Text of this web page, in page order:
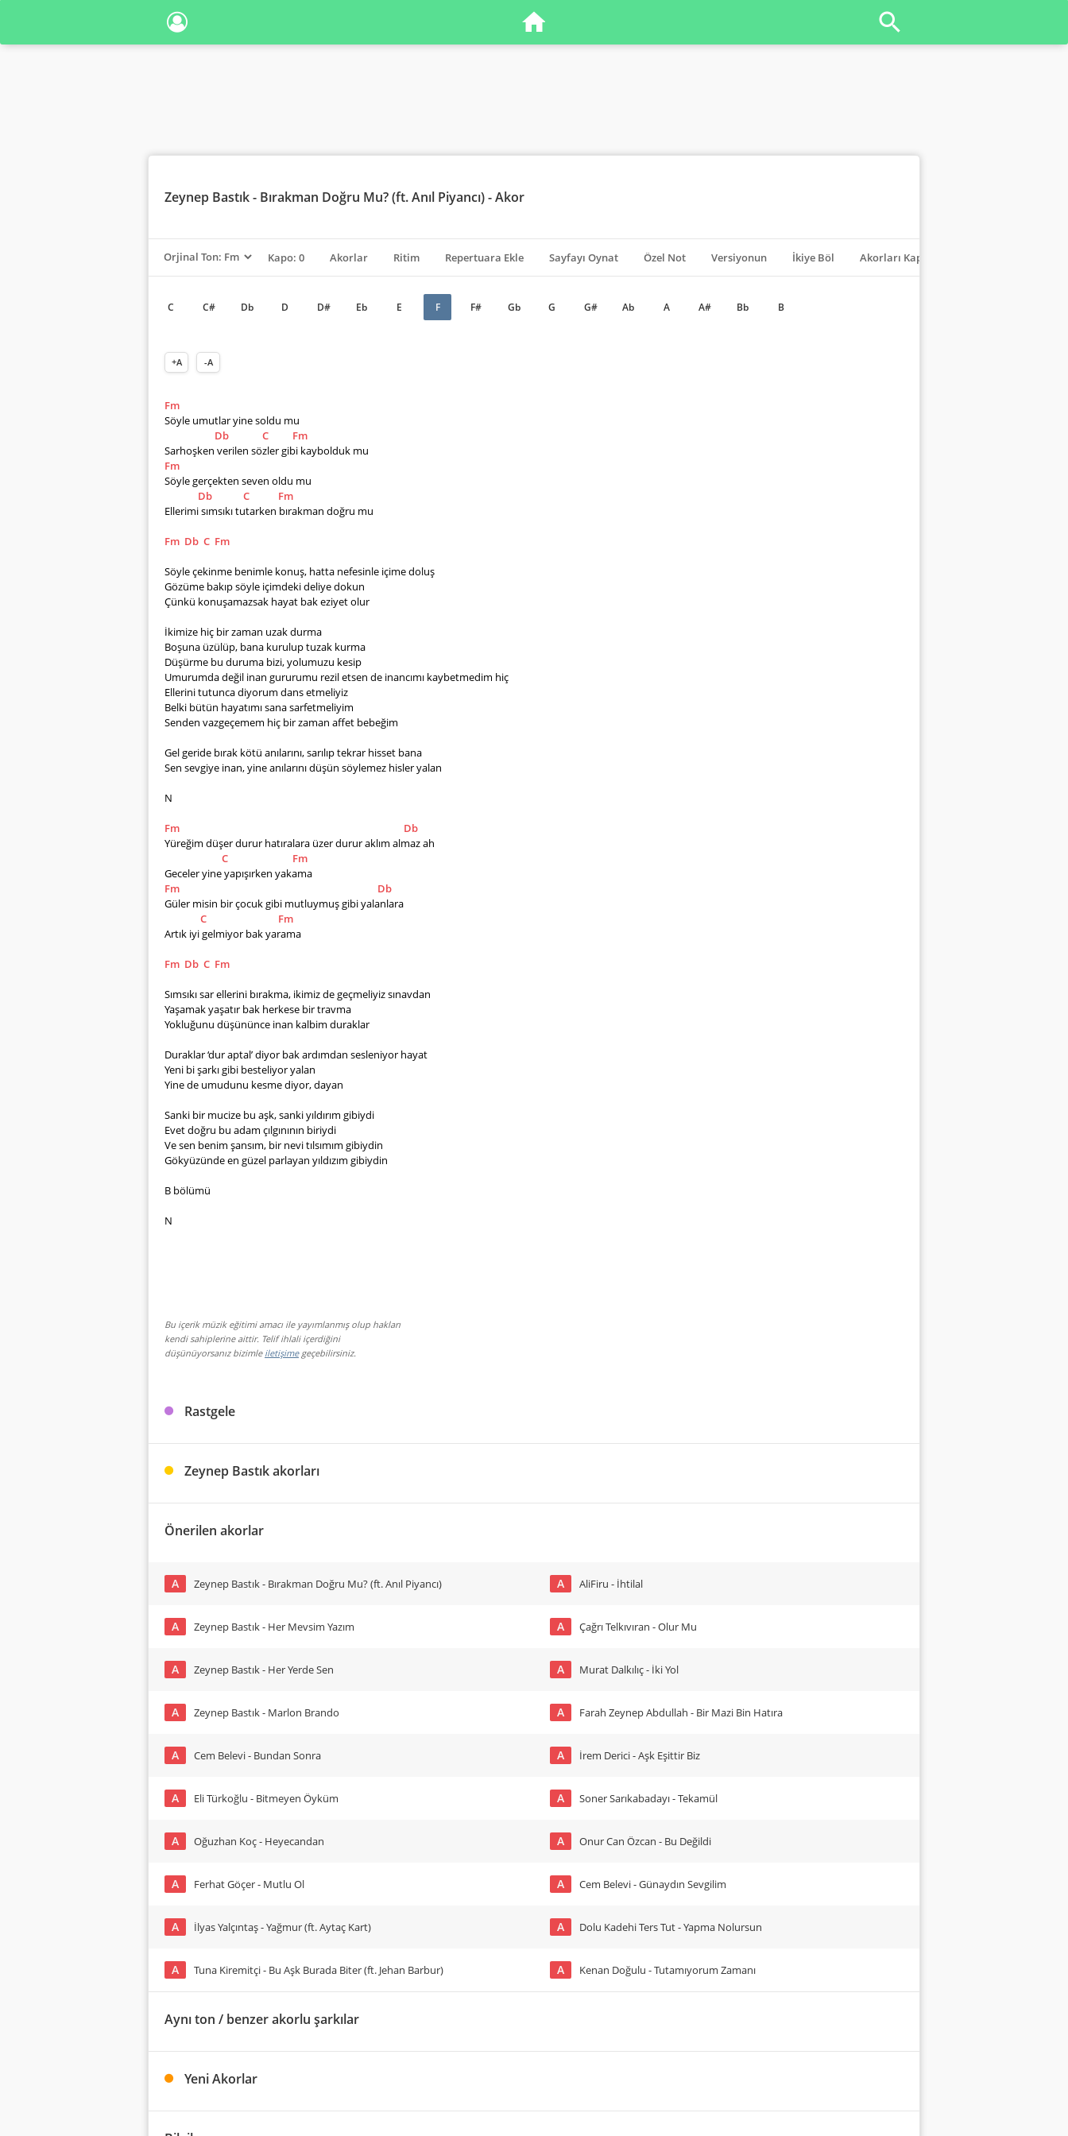
Zeynep Bastık- Bırakman Doğru Mu? (ft. Anıl Piyancı) - Akor
Kapo: 0 Akorlar Ritim Repertuara Ekle Sayfayı Oynat Özel Not Versiyonun İkiye Böl Akorları Kapat
C C# Db D D# Eb E F F# Gb G G# Ab A A# Bb B
+A -A
Fm
Söyle umutlar yine soldu mu
Db
C
Fm
Sarhoşken verilen sözler gibi kaybolduk mu
Fm
Söyle gerçekten seven oldu mu
Db
C
Fm
Ellerimi sımsıkı tutarken bırakman doğru mu
Fm Db C Fm
Söyle çekinme benimle konuş, hatta nefesinle içime doluş
Gözüme bakıp söyle içimdeki deliye dokun
Çünkü konuşamazsak hayat bak eziyet olur
İkimize hiç bir zaman uzak durma
Boşuna üzülüp, bana kurulup tuzak kurma
Düşürme bu duruma bizi, yolumuzu kesip
Umurumda değil inan gururumu rezil etsen de inancımı kaybetmedim hiç
Ellerini tutunca diyorum dans etmeliyiz
Belki bütün hayatımı sana sarfetmeliyim
Senden vazgeçemem hiç bir zaman affet bebeğim
Gel geride bırak kötü anılarını, sarılıp tekrar hisset bana
Sen sevgiye inan, yine anılarını düşün söylemez hisler yalan
N
Fm
Db
Yüreğim düşer durur hatıralara üzer durur aklım almaz ah
C
Fm
Geceler yine yapışırken yakama
Fm
Db
Güler misin bir çocuk gibi mutluymuş gibi yalanlara
C
Fm
Artık iyi gelmiyor bak yarama
Fm Db C Fm
Sımsıkı sar ellerini bırakma, ikimiz de geçmeliyiz sınavdan
Yaşamak yaşatır bak herkese bir travma
Yokluğunu düşününce inan kalbim duraklar
Duraklar ‘dur aptal’ diyor bak ardımdan sesleniyor hayat
Yeni bi şarkı gibi besteliyor yalan
Yine de umudunu kesme diyor, dayan
Sanki bir mucize bu aşk, sanki yıldırım gibiydi
Evet doğru bu adam çılgınının biriydi
Ve sen benim şansım, bir nevi tılsımım gibiydin
Gökyüzünde en güzel parlayan yıldızım gibiydin
B bölümü
N
Bu içerik müzik eğitimi amacı ile yayımlanmış olup hakları
kendi sahiplerine aittir. Telif ihlali içerdiğini
düşünüyorsanız bizimle iletişimegeçebilirsiniz.
Rastgele
Zeynep Bastık akorları
Önerilen akorlar
A Zeynep Bastık - Bırakman Doğru Mu? (ft. Anıl Piyancı)
A Zeynep Bastık - Her Mevsim Yazım
A Zeynep Bastık - Her Yerde Sen
A Zeynep Bastık - Marlon Brando
A Cem Belevi - Bundan Sonra
A Eli Türkoğlu - Bitmeyen Öyküm
A Oğuzhan Koç - Heyecandan
A Ferhat Göçer - Mutlu Ol
A İlyas Yalçıntaş - Yağmur (ft. Aytaç Kart)
A Tuna Kiremitçi - Bu Aşk Burada Biter (ft. Jehan Barbur)
A AliFiru - İhtilal
A Çağrı Telkıvıran - Olur Mu
A Murat Dalkılıç - İki Yol
A Farah Zeynep Abdullah - Bir Mazi Bin Hatıra
A İrem Derici - Aşk Eşittir Biz
A Soner Sarıkabadayı - Tekamül
A Onur Can Özcan - Bu Değildi
A Cem Belevi - Günaydın Sevgilim
A Dolu Kadehi Ters Tut - Yapma Nolursun
A Kenan Doğulu - Tutamıyorum Zamanı
Aynı ton / benzer akorlu şarkılar
Yeni Akorlar